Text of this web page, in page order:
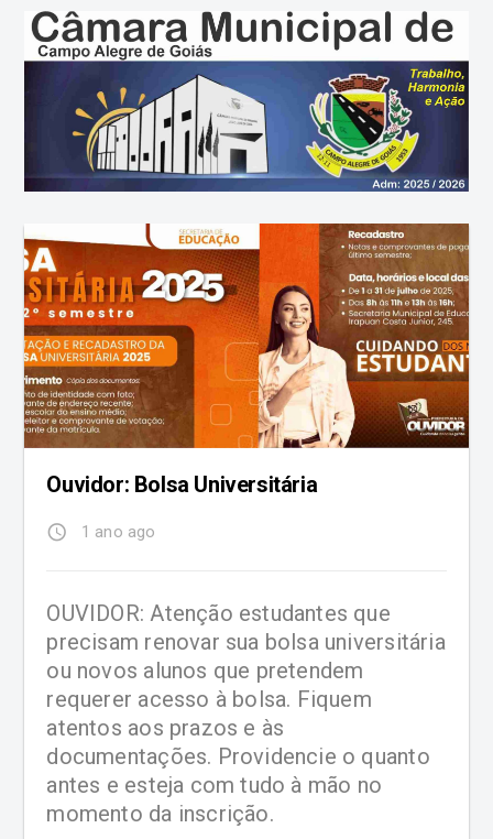
Ouvidor: Bolsa Universitária
access_time 1 ano ago
OUVIDOR: Atenção estudantes que
precisam renovar sua bolsa universitária
ou novos alunos que pretendem
requerer acesso à bolsa. Fiquem
atentos aos prazos e às
documentações. Providencie o quanto
antes e esteja com tudo à mão no
momento da inscrição.